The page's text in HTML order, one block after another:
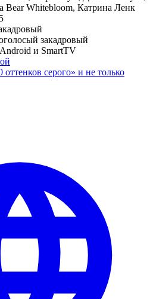
Bear Whitebloom, Катрина Ленк
закадровый
и SmartTV
серого» и не только